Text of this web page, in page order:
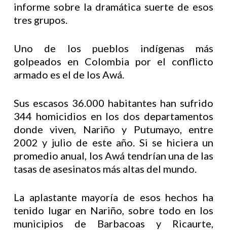
informe sobre la dramática suerte de esos
tres grupos.
Uno de los pueblos indígenas más
golpeados en Colombia por el conflicto
armado es el de los Awá.
Sus escasos 36.000 habitantes han sufrido
344 homicidios en los dos departamentos
donde viven, Nariño y Putumayo, entre
2002 y julio de este año. Si se hiciera un
promedio anual, los Awá tendrían una de las
tasas de asesinatos más altas del mundo.
La aplastante mayoría de esos hechos ha
tenido lugar en Nariño, sobre todo en los
municipios de Barbacoas y Ricaurte,